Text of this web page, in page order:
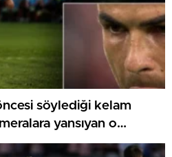
söylediği kelam
yansıyan o